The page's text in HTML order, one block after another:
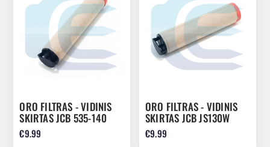
ORO FILTRAS - VIDINIS
SKIRTAS JCB 535-140
940 32/915801
€9.99
ORO FILTRAS - VIDINIS
SKIRTAS JCB JS130W
JS160W JS145W
32/917805
€9.99